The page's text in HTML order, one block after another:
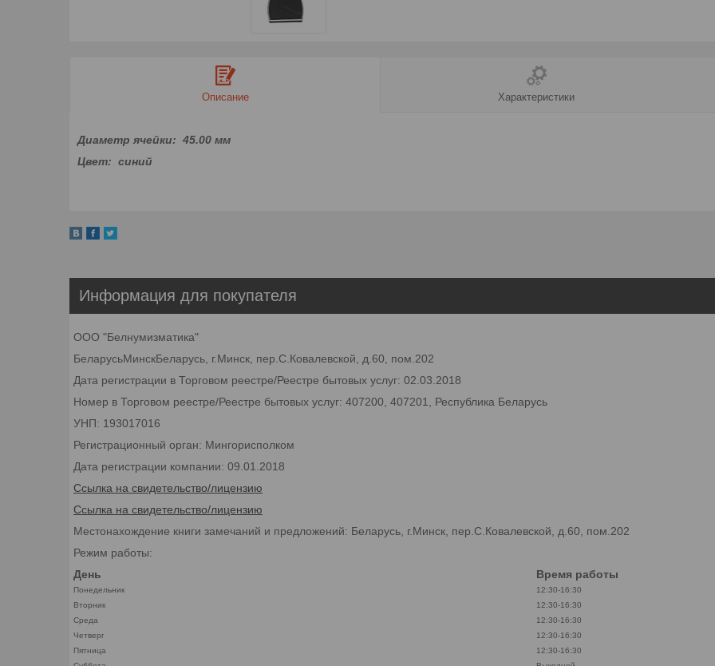
Описание Характеристики
Диаметр ячейки: 45.00 мм
Цвет: синий
Информация для покупателя
ООО "Белнумизматика"
БеларусьМинскБеларусь, г.Минск, пер.С.Ковалевской, д.60, пом.202
Дата регистрации в Торговом реестре/Реестре бытовых услуг: 02.03.2018
Номер в Торговом реестре/Реестре бытовых услуг: 407200, 407201, Республика Беларусь
УНП: 193017016
Регистрационный орган: Мингорисполком
Дата регистрации компании: 09.01.2018
Ссылка на свидетельство/лицензию
Ссылка на свидетельство/лицензию
Местонахождение книги замечаний и предложений: Беларусь, г.Минск, пер.С.Ковалевской, д.60, пом.202
Режим работы:
День
Время работы
Понедельник
12:30-16:30
Вторник
12:30-16:30
Среда
12:30-16:30
Четверг
12:30-16:30
Пятница
12:30-16:30